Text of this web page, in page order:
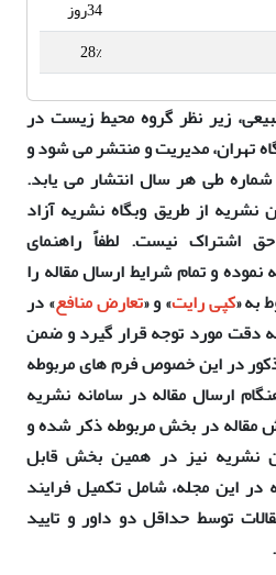
34روز
28%
زیر نظر گروه محیط زیست در
تهران، مدیریت و منتشر می شود و
طی هر سال انتشار می یابد.
نشریه از طریق وبگاه نشریه آزاد
اشتراک نیست. لطفاً راهنمای
و تمام شرایط ارسال مقاله را
به «کپی رایت» و «تعارض منافع» در
دقت مورد توجه قرار گیرد و ضمن
در این خصوص فرم های مربوطه
ارسال مقاله در سامانه نشریه
مقاله در بخش مربوطه ذکر شده و
نشریه نیز در همین بخش قابل
این مجله، شامل تکمیل فرایند
توسط حداقل دو داور و تایید